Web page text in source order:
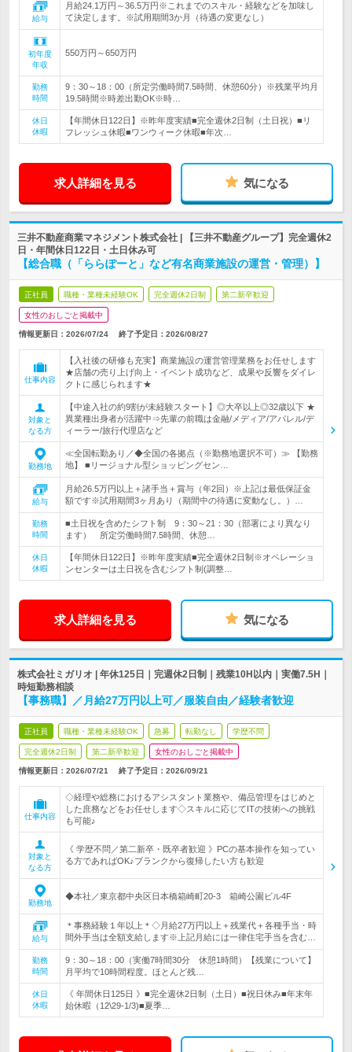
給与
月給24.1万円～36.5万円※これまでのスキル・経験などを加味し
て決定します。※試用期間3か月（待遇の変更なし）
初年度
年収
550万円～650万円
勤務
時間
9：30～18：00（所定労働時間7.5時間、休憩60分）※残業平均月
19.5時間※時差出勤OK※時…
休日
休暇
【年間休日122日】※昨年度実績■完全週休2日制（土日祝）■リ
フレッシュ休暇■ワンウィーク休暇■年次…
求人詳細を見る 気になる
三井不動産商業マネジメント株式会社 | 【三井不動産グループ】完全週休2
日・年間休日122日・土日休み可
【総合職（「ららぽーと」など有名商業施設の運営・管理）】
正社員 職種・業種未経験OK 完全週休2日制 第二新卒歓迎
女性のおしごと掲載中
情報更新日：2026/07/24 終了予定日： 2026/08/27
仕事内容
【入社後の研修も充実】商業施設の運営管理業務をお任せします
★店舗の売り上げ向上・イベント成功など、成果や反響をダイレ
クトに感じられます★
対象と
なる方
【中途入社の約9割が未経験スタート】◎大卒以上◎32歳以下 ★
異業種出身者が活躍中⇒先輩の前職は金融/メディア/アパレル/デ
ィーラー/旅行代理店など
勤務地
≪全国転勤あり／◆全国の各拠点（※勤務地選択不可）≫ 【勤務
地】 ■リージョナル型ショッピングセン…
給与
月給26.5万円以上＋諸手当＋賞与（年2回）※上記は最低保証金
額です※試用期間3ヶ月あり（期間中の待遇に変動なし。）…
勤務
時間
■土日祝を含めたシフト制 9：30～21：30（部署により異なり
ます） 所定労働時間7.5時間、休憩…
休日
休暇
【年間休日122日】※昨年度実績■完全週休2日制※オペレーショ
ンセンターは土日祝を含むシフト制(調整…
求人詳細を見る 気になる
株式会社ミガリオ | 年休125日｜完週休2日制｜残業10H以内｜実働7.5H｜
時短勤務相談
【事務職】／月給27万円以上可／服装自由／経験者歓迎
正社員 職種・業種未経験OK 急募 転勤なし 学歴不問
完全週休2日制 第二新卒歓迎 女性のおしごと掲載中
情報更新日：2026/07/21 終了予定日： 2026/09/21
仕事内容
◇経理や総務におけるアシスタント業務や、備品管理をはじめと
した庶務などをお任せします◇スキルに応じてITの技術への挑戦
も可能♪
対象と
なる方
《 学歴不問／第二新卒・既卒者歓迎 》PCの基本操作を知ってい
る方であればOK♪ブランクから復帰したい方も歓迎
勤務地
◆本社／東京都中央区日本橋箱崎町20-3 箱崎公園ビル4F
給与
＊事務経験１年以上＊◇月給27万円以上＋残業代＋各種手当・時
間外手当は全額支給します※上記月給には一律住宅手当を含む…
勤務
時間
9：30～18：00（実働7時間30分 休憩1時間）【残業について】
月平均で10時間程度。ほとんど残…
休日
休暇
《 年間休日125日 》■完全週休2日制（土日）■祝日休み■年末年
始休暇（12\29-1/3)■夏季…